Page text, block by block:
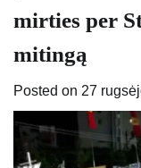
mirties per
mitingą
Posted on 27